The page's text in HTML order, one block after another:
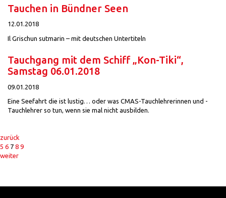
Tauchen in Bündner Seen
12.01.2018
Il Grischun sutmarin – mit deutschen Untertiteln
Tauchgang mit dem Schiff „Kon-Tiki“,
Samstag 06.01.2018
09.01.2018
Eine Seefahrt die ist lustig… oder was CMAS-Tauchlehrerinnen und -
Tauchlehrer so tun, wenn sie mal nicht ausbilden.
zurück
5 6 7 8 9
weiter